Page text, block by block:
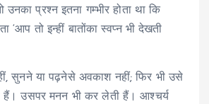
प्रश्न इतना गम्भीर होता था कि
‘आप तो इन्हीं बातोंका स्वप्न भी देखती
सुनने या पढ़नेसे अवकाश नहीं; फिर भी उसे
हैं। उसपर मनन भी कर लेती हैं। आश्चर्य